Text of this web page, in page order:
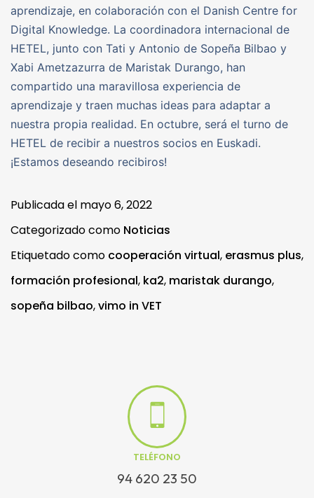
aprendizaje, en colaboración con el Danish Centre for
Digital Knowledge. La coordinadora internacional de
HETEL, junto con Tati y Antonio de Sopeña Bilbao y
Xabi Ametzazurra de Maristak Durango, han
compartido una maravillosa experiencia de
aprendizaje y traen muchas ideas para adaptar a
nuestra propia realidad. En octubre, será el turno de
HETEL de recibir a nuestros socios en Euskadi.
¡Estamos deseando recibiros!
Publicada el mayo 6, 2022
Categorizado como Noticias
Etiquetado como cooperación virtual, erasmus plus,
formación profesional, ka2, maristak durango,
sopeña bilbao,vimo in VET
TELÉFONO
94 620 23 50